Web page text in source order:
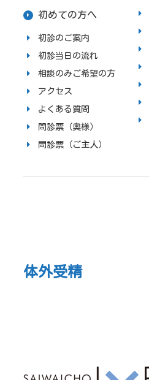
初めての方へ
初診のご案内
初診当日の流れ
相談のみご希望の方
アクセス
よくある質問
問診票（奥様）
問診票（ご主人）
体外受精